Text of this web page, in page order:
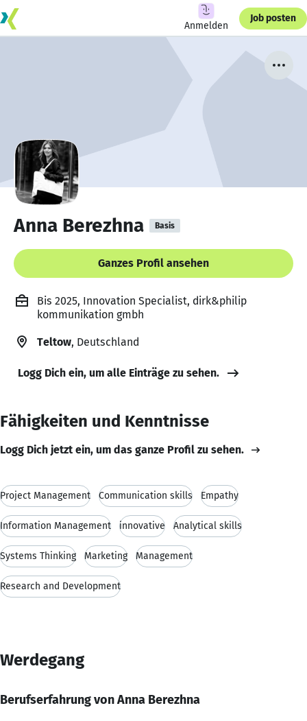
Anmelden
Job posten
Anna Berezhna Basis
Ganzes Profil ansehen
Bis 2025, Innovation Specialist, dirk&philip
kommunikation gmbh
Teltow, Deutschland
Logg Dich ein, um alle Einträge zu sehen.
Fähigkeiten und Kenntnisse
Logg Dich jetzt ein, um das ganze Profil zu sehen.
Project Management Communication skills Empathy
Information Management innovative Analytical skills
Systems Thinking Marketing Management
Research and Development
Werdegang
Berufserfahrung von Anna Berezhna